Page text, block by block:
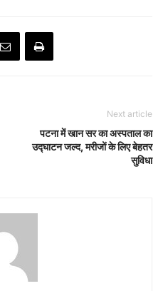
Next article
पटना में खान सर का अस्पताल का
उद्घाटन जल्द, मरीजों के लिए बेहतर
सुविधा